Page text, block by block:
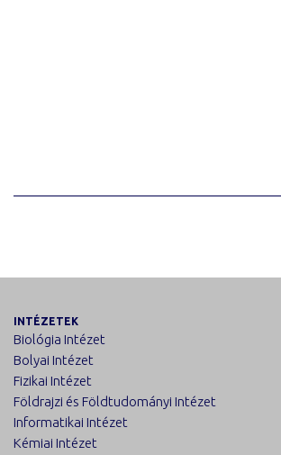
INTÉZETEK
Biológia Intézet
Bolyai Intézet
Fizikai Intézet
Földrajzi és Földtudományi Intézet
Informatikai Intézet
Kémiai Intézet